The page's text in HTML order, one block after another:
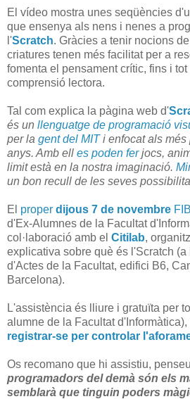
El vídeo mostra unes seqüències
que ensenya als nens i nenes a
l'Scratch. Gràcies a tenir nocions
criatures tenen més facilitat per a
fomenta el pensament crític, fins i
comprensió lectora.
Tal com explica la pàgina web d'
és un llenguatge de programació
per la gent del MITi enfocat als més
anys. Amb ell es poden ferjocs,
limit està en la nostra imaginació.
un bon recull de les seves
El proper dijous 7 de novembre
d'Ex-Alumnes de la Facultat
col·laboració amb el Citilab,
explicativa sobre què és l'Scratch
d'Actes de la Facultat, edifici B6,
Barcelona).
L'assistència és lliure i gratuïta per
alumne de la Facultat d'Informàtica),
registrar-se per controlar
Os recomano que hi assistiu,
programadors del demà són els
semblarà que tinguin poders